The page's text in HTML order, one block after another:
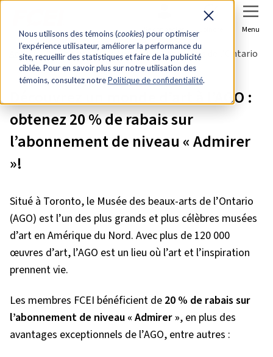
Nous utilisons des témoins (cookies) pour optimiser
l’expérience utilisateur, améliorer la performance du
site, recueillir des statistiques et faire de la publicité
ciblée. Pour en savoir plus sur notre utilisation des
témoins, consultez notrePolitique de confidentialité.
Se connecter Menu
Accueil Rabais Le Musée des beaux-arts de l’Ontario
Découvrez un monde d’art à l’AGO :
obtenez 20 % de rabais sur
l’abonnement de niveau « Admirer
»!
Situé à Toronto, le Musée des beaux-arts de l’Ontario
(AGO) est l’un des plus grands et plus célèbres musées
d’art en Amérique du Nord. Avec plus de 120 000
œuvres d’art, l’AGO est un lieu où l’art et l’inspiration
prennent vie.
Les membres FCEI bénéficient de 20 % de rabais sur
l’abonnement de niveau « Admirer », en plus des
avantages exceptionnels de l’AGO, entre autres :